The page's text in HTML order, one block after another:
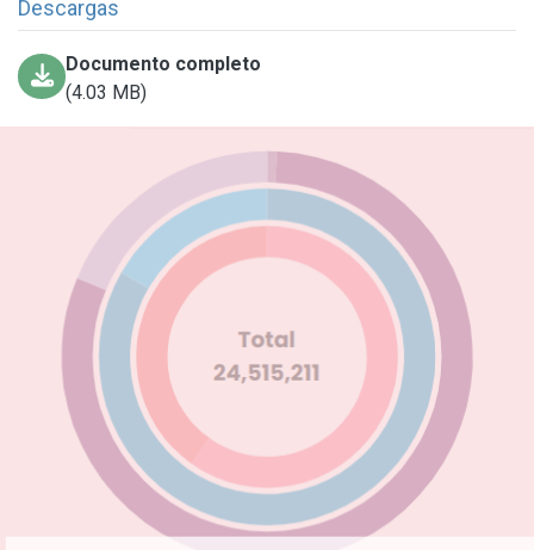
Descargas
Documento completo
(4.03 MB)